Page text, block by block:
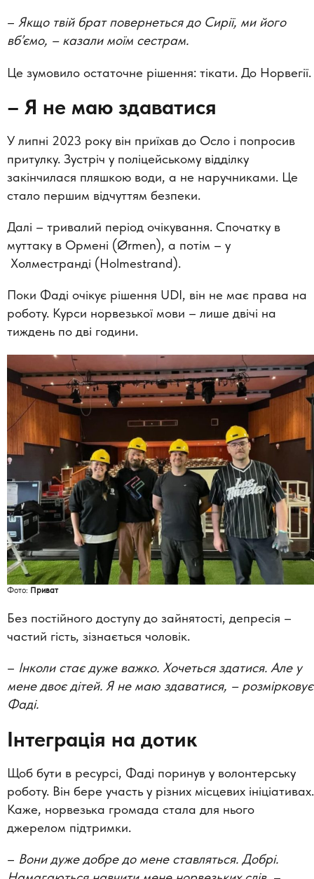
– Якщо твій брат повернеться до Сирії, ми його
вб’ємо, – казали моїм сестрам.
Це зумовило остаточне рішення: тікати. До Норвегії.
– Я не маю здаватися
У липні 2023 року він приїхав до Осло і попросив
притулку. Зустріч у поліцейському відділку
закінчилася пляшкою води, а не наручниками. Це
стало першим відчуттям безпеки.
Далі – тривалий період очікування. Спочатку в
муттаку в Ормені (Ørmen), а потім – у
Холместранді (Holmestrand).
Поки Фаді очікує рішення UDI, він не має права на
роботу. Курси норвезької мови – лише двічі на
тиждень по дві години.
Фото: Приват
Без постійного доступу до зайнятості, депресія –
частий гість, зізнається чоловік.
– Інколи стає дуже важко. Хочеться здатися. Але у
мене двоє дітей. Я не маю здаватися, – розмірковує
Фаді.
Інтеграція на дотик
Щоб бути в ресурсі, Фаді поринув у волонтерську
роботу. Він бере участь у різних місцевих ініціативах.
Каже, норвезька громада стала для нього
джерелом підтримки.
– Вони дуже добре до мене ставляться. Добрі.